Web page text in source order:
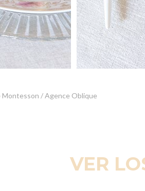
Montesson / Agence Oblique
VER